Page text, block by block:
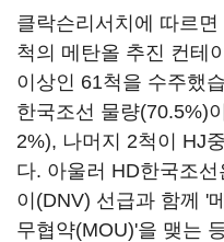
클락슨리서치에 따르
척의 메탄올 추진 컨테
이상인 61척을 수주했
한국조선 물량(70.5%)
2%), 나머지 2척이 HJ
다. 아울러 HD한국조선
이(DNV) 선급과 함께 '
무협약(MOU)'을 맺는